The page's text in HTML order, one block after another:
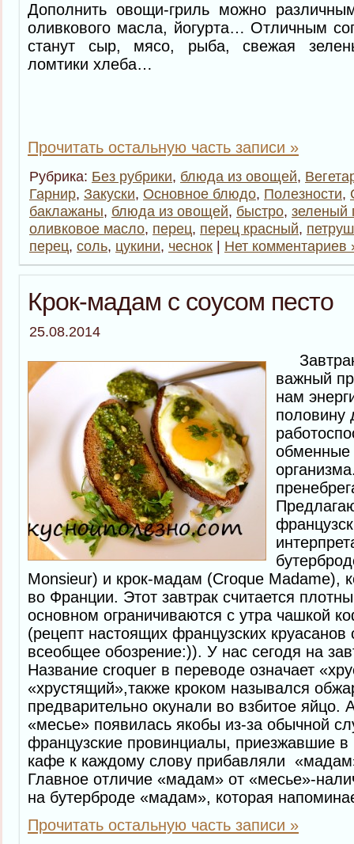
Дополнить овощи-гриль можно
оливкового масла, йогурта… Отличным
станут сыр, мясо, рыба, свежая
ломтики хлеба…
Прочитать остальную часть записи »
Рубрика: Без рубрики, блюда из овощей,
Гарнир, Закуски, Основное блюдо, Полезности,
баклажаны, блюда из овощей, быстро, зеленый
оливковое масло, перец, перец красный,
перец, соль, цукини, чеснок | Нет комментариев
Крок-мадам с соусом песто
25.08.2014
важный
нам
половину
обменные
Monsieur) и крок-мадам (Croque Madame),
во Франции. Этот завтрак считается
основном ограничиваются с утра чашкой
(рецепт настоящих французских
всеобщее обозрение:)). У нас сегодя на
Название croquer в переводе означает
«хрустящий»,также кроком назывался
предварительно окунали во взбитое яйцо.
«месье» появилась якобы из-за обычной
французские провинциалы, приезжавшие в
кафе к каждому слову прибавляли
Главное отличие «мадам» от «месье»-
на бутерброде «мадам», которая
Прочитать остальную часть записи »